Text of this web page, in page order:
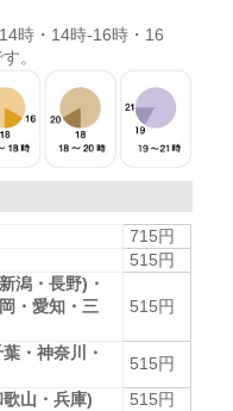
時・14時-16時・16
。
715円
515円
潟・長野)・
・愛知・三
515円
・神奈川・
515円
山・兵庫)
515円